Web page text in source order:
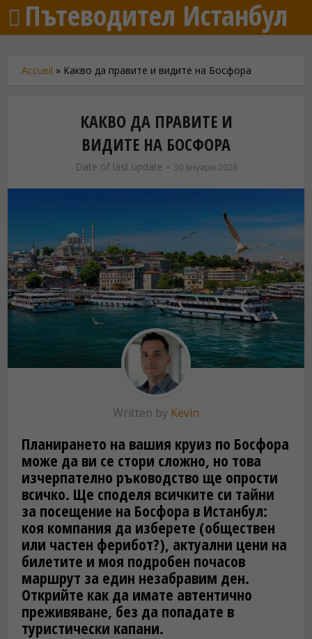
Пътеводител Истанбул
Accueil » Какво да правите и видите на Босфора
КАКВО ДА ПРАВИТЕ И
ВИДИТЕ НА БОСФОРА
Date of last update 30 януари 2026
Written by Kevin
Планирането на вашия круиз по Босфора
може да ви се стори сложно, но това
изчерпателно ръководство ще опрости
всичко. Ще споделя всичките си тайни
за посещение на Босфора в Истанбул:
коя компания да изберете (обществен
или частен ферибот?), актуални цени на
билетите и моя подробен почасов
маршрут за един незабравим ден.
Открийте как да имате автентично
преживяване, без да попадате в
туристически капани.